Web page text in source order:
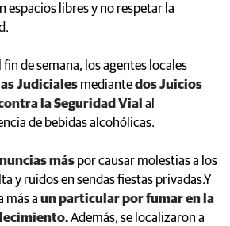
espacios libres y no respetar la
de semana, los agentes locales
Judiciales mediantedos Juicios
la Seguridad Vial al
de bebidas alcohólicas.
más por causar molestias a los
y ruidos en sendas fiestas privadas.Y
más a un particular por fumar en la
Además, se localizaron a